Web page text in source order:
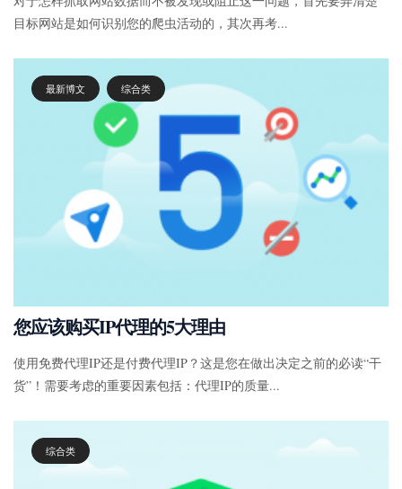
目标网站是如何识别您的爬虫活动的，其次再考...
最新博文 综合类
您应该购买IP代理的5大理由
使用免费代理IP还是付费代理IP？这是您在做出决定之前的必读“干
货”！需要考虑的重要因素包括：代理IP的质量...
综合类